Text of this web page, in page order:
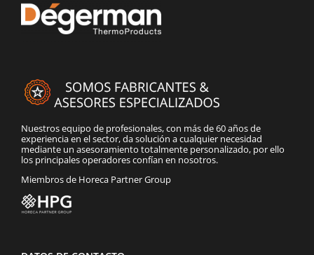
Nuestros equipo de profesionales, con más de 60 años de
experiencia en el sector, da solución a cualquier necesidad
mediante un asesoramiento totalmente personalizado, por ello
los principales operadores confían en nosotros.
Miembros de Horeca Partner Group